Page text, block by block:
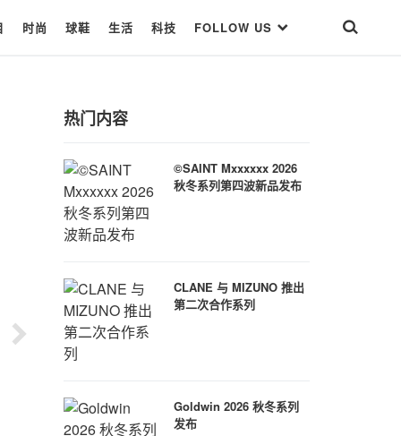
时尚 球鞋 生活 科技 FOLLOW US
热门内容
©SAINT Mxxxxxx 2026
秋冬系列第四波新品发布
CLANE 与 MIZUNO 推出
第二次合作系列
Goldwin 2026 秋冬系列
发布